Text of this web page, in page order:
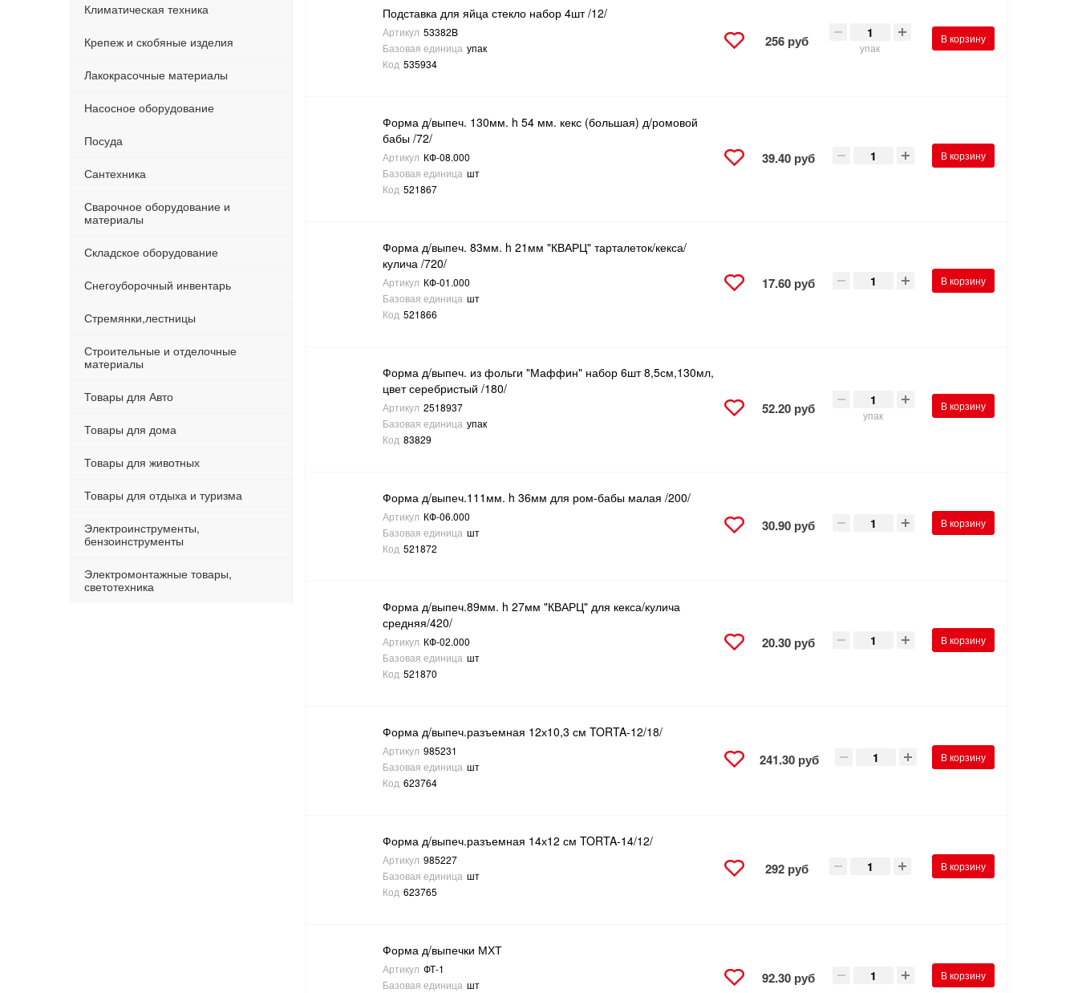
Климатическая техника
Крепеж и скобяные изделия
Лакокрасочные материалы
Насосное оборудование
Посуда
Сантехника
Сварочное оборудование и
материалы
Складское оборудование
Снегоуборочный инвентарь
Стремянки,лестницы
Строительные и отделочные
материалы
Товары для Авто
Товары для дома
Товары для животных
Товары для отдыха и туризма
Электроинструменты,
бензоинструменты
Электромонтажные товары,
светотехника
Подставка для яйца стекло набор 4шт /12/
Артикул 53382B
Базовая единица упак
Код 535934
256 руб упак
В корзину
Форма д/выпеч. 130мм. h 54 мм. кекс (большая) д/ромовой
бабы /72/
Артикул КФ-08.000
Базовая единица шт
Код 521867
39.40 руб В корзину
Форма д/выпеч. 83мм. h 21мм "КВАРЦ" тарталеток/кекса/
кулича /720/
Артикул КФ-01.000
Базовая единица шт
Код 521866
17.60 руб В корзину
Форма д/выпеч. из фольги "Маффин" набор 6шт 8,5см,130мл,
цвет серебристый /180/
Артикул 2518937
Базовая единица упак
Код 83829
52.20 руб упак
В корзину
Форма д/выпеч.111мм. h 36мм для ром-бабы малая /200/
Артикул КФ-06.000
Базовая единица шт
Код 521872
30.90 руб В корзину
Форма д/выпеч.89мм. h 27мм "КВАРЦ" для кекса/кулича
средняя/420/
Артикул КФ-02.000
Базовая единица шт
Код 521870
20.30 руб В корзину
Форма д/выпеч.разъемная 12х10,3 см TORTA-12/18/
Артикул 985231
Базовая единица шт
Код 623764
241.30 руб В корзину
Форма д/выпеч.разъемная 14х12 см TORTA-14/12/
Артикул 985227
Базовая единица шт
Код 623765
292 руб В корзину
Форма д/выпечки МХТ
Артикул ФТ-1
Базовая единица шт
92.30 руб В корзину